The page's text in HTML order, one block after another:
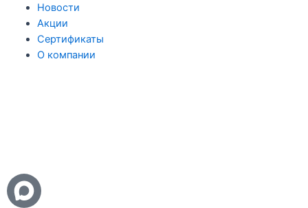
Новости
Акции
Сертификаты
О компании